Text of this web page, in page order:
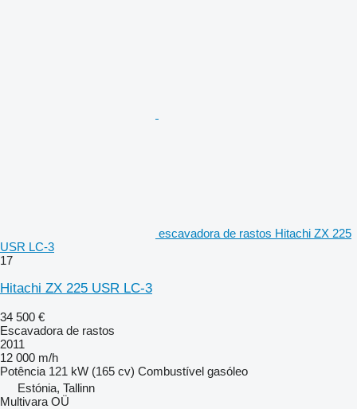
escavadora de rastos Hitachi ZX 225
USR LC-3
17
Hitachi ZX 225 USR LC-3
34 500 €
Escavadora de rastos
2011
12 000 m/h
Potência 121 kW (165 cv) Combustível gasóleo
Estónia, Tallinn
Multivara OÜ